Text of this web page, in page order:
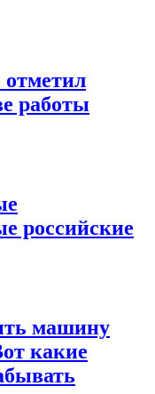
отметил
работы
российские
машину
какие